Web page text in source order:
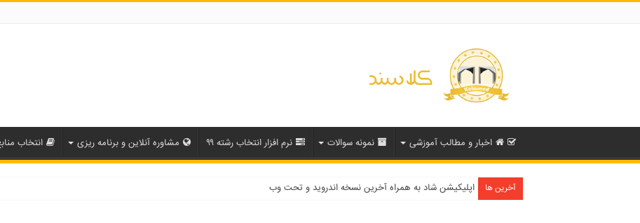
اخبار و مطالب آموزشی نمونه سوالات نرم افزار انتخاب رشته ۹۹ مشاوره آنلاین و برنامه ریزی انتخاب
آخرین ها اپلیکیشن شاد به همراه آخرین نسخه اندروید و تحت وب
دفترچه انتخاب رشته کنکور سراسری ۱۳۹۹ و دانشگاه آزاد ۹۹